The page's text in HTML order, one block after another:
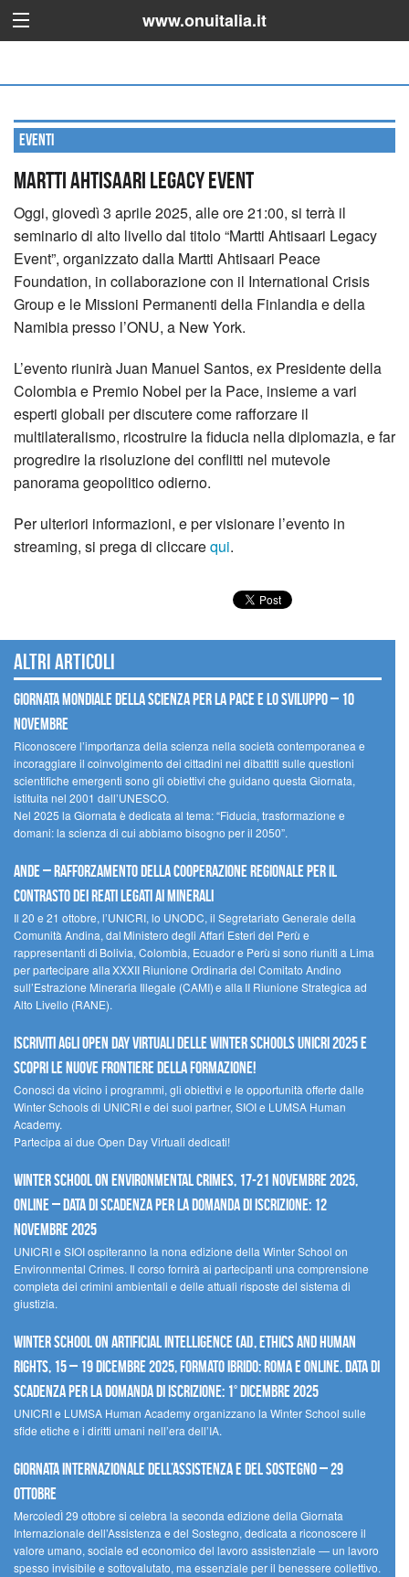
www.onuitalia.it
Eventi
Martti Ahtisaari Legacy Event
Oggi, giovedì 3 aprile 2025, alle ore 21:00, si terrà il
seminario di alto livello dal titolo “Martti Ahtisaari Legacy
Event”, organizzato dalla Martti Ahtisaari Peace
Foundation, in collaborazione con il International Crisis
Group e le Missioni Permanenti della Finlandia e della
Namibia presso l’ONU, a New York.
L’evento riunirà Juan Manuel Santos, ex Presidente della
Colombia e Premio Nobel per la Pace, insieme a vari
esperti globali per discutere come rafforzare il
multilateralismo, ricostruire la fiducia nella diplomazia, e far
progredire la risoluzione dei conflitti nel mutevole
panorama geopolitico odierno.
Per ulteriori informazioni, e per visionare l’evento in
streaming, si prega di cliccarequi.
Altri articoli
Giornata mondiale della scienza per la pace e lo sviluppo – 10
novembre
Riconoscere l’importanza della scienza nella società contemporanea e
incoraggiare il coinvolgimento dei cittadini nei dibattiti sulle questioni
scientifiche emergenti sono gli obiettivi che guidano questa Giornata,
istituita nel 2001 dall’UNESCO.
Nel 2025 la Giornata è dedicata al tema: “Fiducia, trasformazione e
domani: la scienza di cui abbiamo bisogno per il 2050”.
Ande – Rafforzamento della cooperazione regionale per il
contrasto dei reati legati ai minerali
Il 20 e 21 ottobre, l’UNICRI, lo UNODC, il Segretariato Generale della
Comunità Andina, dal Ministero degli Affari Esteri del Perù e
rappresentanti di Bolivia, Colombia, Ecuador e Perù si sono riuniti a Lima
per partecipare alla XXXII Riunione Ordinaria del Comitato Andino
sull’Estrazione Mineraria Illegale (CAMI) e alla II Riunione Strategica ad
Alto Livello (RANE).
Iscriviti agli Open Day Virtuali delle Winter Schools UNICRI 2025 e
scopri le nuove frontiere della formazione!
Conosci da vicino i programmi, gli obiettivi e le opportunità offerte dalle
Winter Schools di UNICRI e dei suoi partner, SIOI e LUMSA Human
Academy.
Partecipa ai due Open Day Virtuali dedicati!
Winter School on Environmental Crimes, 17-21 novembre 2025,
Online – Data di scadenza per la domanda di iscrizione: 12
novembre 2025
UNICRI e SIOI ospiteranno la nona edizione della Winter School on
Environmental Crimes. Il corso fornirà ai partecipanti una comprensione
completa dei crimini ambientali e delle attuali risposte del sistema di
giustizia.
Winter School on Artificial Intelligence (AI), Ethics and Human
Rights, 15 – 19 dicembre 2025, Formato Ibrido: Roma e online. Data di
scadenza per la domanda di iscrizione: 1° dicembre 2025
UNICRI e LUMSA Human Academy organizzano la Winter School sulle
sfide etiche e i diritti umani nell’era dell’IA.
Giornata internazionale dell’assistenza e del sostegno – 29
ottobre
MercoledÌ 29 ottobre si celebra la seconda edizione della Giornata
Internazionale dell’Assistenza e del Sostegno, dedicata a riconoscere il
valore umano, sociale ed economico del lavoro assistenziale — un lavoro
spesso invisibile e sottovalutato, ma essenziale per il benessere collettivo.